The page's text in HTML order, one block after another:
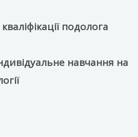
подолога
навчання на